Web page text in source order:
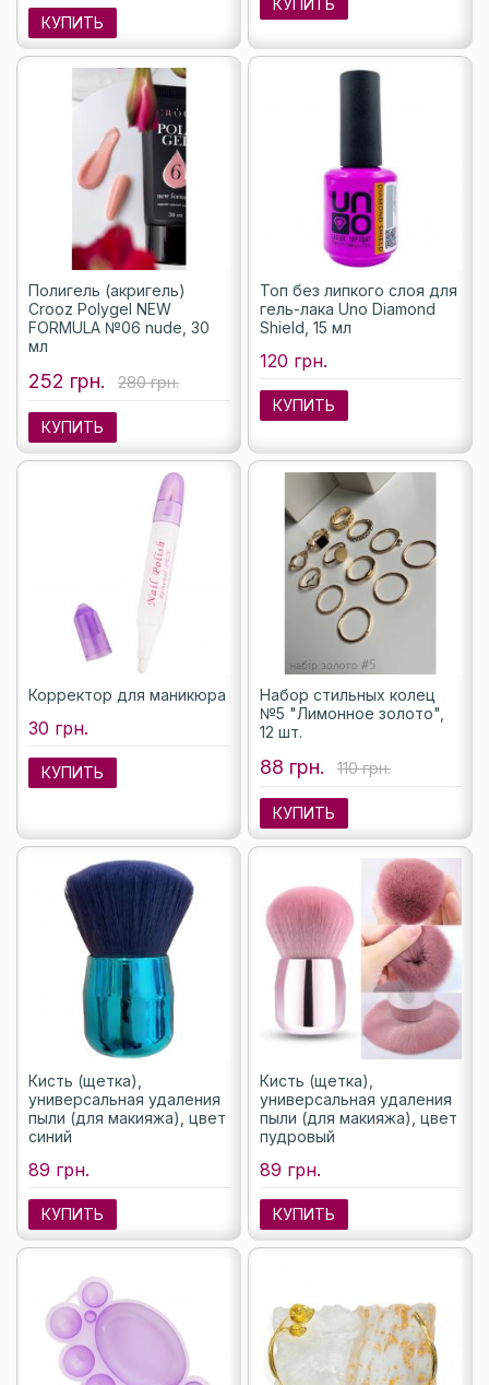
КУПИТЬ
КУПИТЬ
Полигель (акригель)
Crooz Polygel NEW
FORMULA №06 nude, 30
мл
252 грн. 280 грн.
КУПИТЬ
Топ без липкого слоя для
гель-лака Uno Diamond
Shield, 15 мл
120 грн.
КУПИТЬ
Корректор для маникюра
30 грн.
КУПИТЬ
Набор стильных колец
№5 "Лимонное золото",
12 шт.
88 грн. 110 грн.
КУПИТЬ
Кисть (щетка),
универсальная удаления
пыли (для макияжа), цвет
синий
89 грн.
КУПИТЬ
Кисть (щетка),
универсальная удаления
пыли (для макияжа), цвет
пудровый
89 грн.
КУПИТЬ